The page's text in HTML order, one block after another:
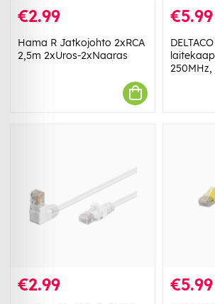
€2.99
Hama R Jatkojohto 2xRCA
2,5m 2xUros-2xNaaras
€5.99
250MHz,
€2.99 €5.99